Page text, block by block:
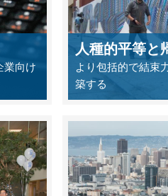
業向け
人種的平等と
より包括的で結束
築する